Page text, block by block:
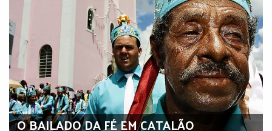
O BAILADO DA FÉ EM CATALÃO